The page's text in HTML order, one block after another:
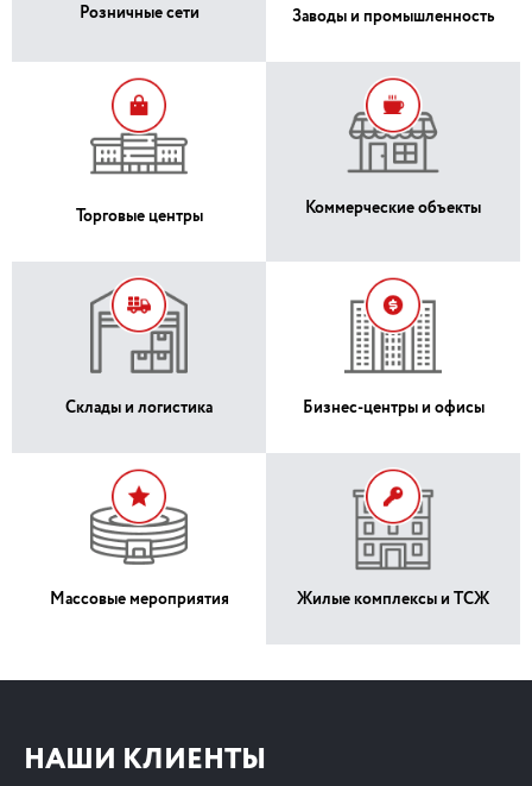
Розничные сети Заводы и промышленность
Торговые центры Коммерческие объекты
Склады и логистика Бизнес-центры и офисы
Массовые мероприятия Жилые комплексы и ТСЖ
НАШИ КЛИЕНТЫ